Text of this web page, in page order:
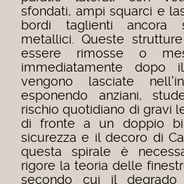
sfondati, ampi squarci e
bordi taglienti ancora
metallici. Queste
essere rimosse o
immediatamente dopo
vengono lasciate
esponendo anziani,
rischio quotidiano di gravi
di fronte a un doppio
sicurezza e il decoro di
questa spirale è
rigore la teoria delle
secondo cui il degrado